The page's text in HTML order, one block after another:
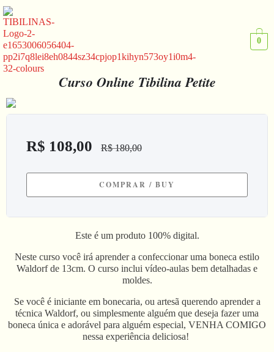
Ir
para
o
conteúdo
0
Curso Online Tibilina Petite
R$ 108,00 R$180,00
COMPRAR / BUY
Este é um produto 100% digital.
Neste curso você irá aprender a confeccionar uma boneca estilo
Waldorf de 13cm. O curso inclui vídeo-aulas bem detalhadas e
moldes.
Se você é iniciante em bonecaria, ou artesã querendo aprender a
técnica Waldorf, ou simplesmente alguém que deseja fazer uma
boneca única e adorável para alguém especial, VENHA COMIGO
nessa experiência deliciosa!